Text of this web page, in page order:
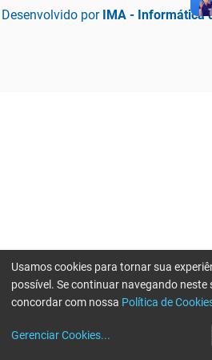
Desenvolvido por IMA - Informática
Usamos cookies para tornar sua
possível. Se continuar navegando neste
concordar com nossa Política de
Gerenciar Cookies...
Erro ao enviar informações, por favor